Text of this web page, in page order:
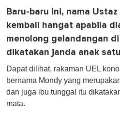
Baru-baru ini, nama Ustaz
kembali hangat apabila
menolong gelandangan
dikatakan janda anak satu
Dapat dilihat, rakaman UEL
bernama Mondy yang
dan juga ibu tunggal itu
mata.